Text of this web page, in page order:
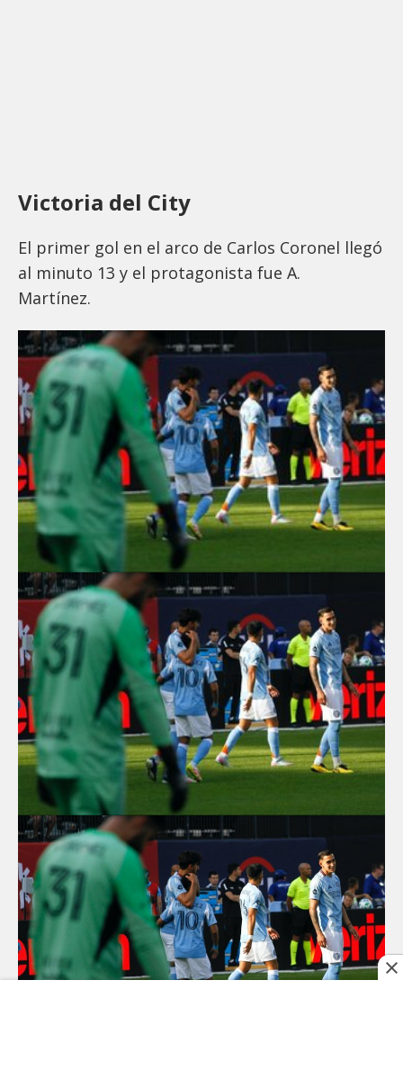
Victoria del City
El primer gol en el arco de Carlos Coronel llegó
al minuto 13 y el protagonista fue A.
Martínez.